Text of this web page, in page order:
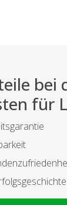
bei
für